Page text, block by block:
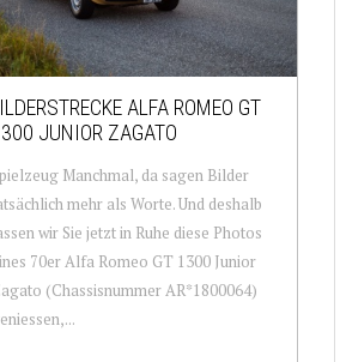
ALFA ROMEO GT
JUNIOR ZAGATO
Manchmal, da sagen Bilder
mehr als Worte. Und deshalb
wir Sie jetzt in Ruhe diese Photos
70er Alfa Romeo GT 1300 Junior
(Chassisnummer AR*1800064)